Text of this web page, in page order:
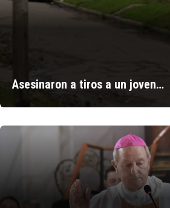
Asesinaron a tiros a un joven…